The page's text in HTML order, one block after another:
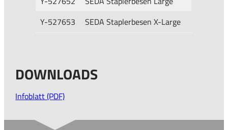
Y-527653
SEDA Staplerbesen X-Large
DOWNLOADS
Infoblatt (PDF)